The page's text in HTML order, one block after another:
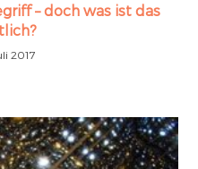
– doch was ist das
2017